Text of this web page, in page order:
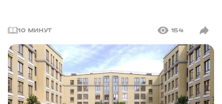
10 МИНУТ 154